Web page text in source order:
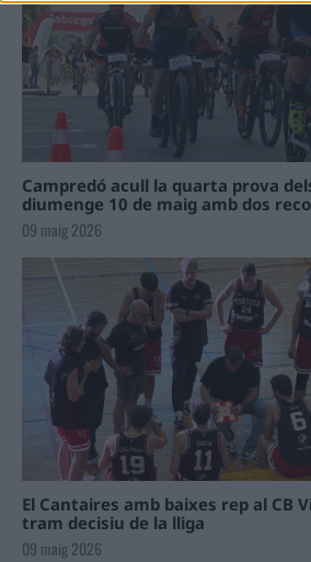
Campredó acull la quarta prova
diumenge 10 de maig amb dos
09 maig 2026
El Cantaires amb baixes rep al CB
tram decisiu de la lliga
09 maig 2026